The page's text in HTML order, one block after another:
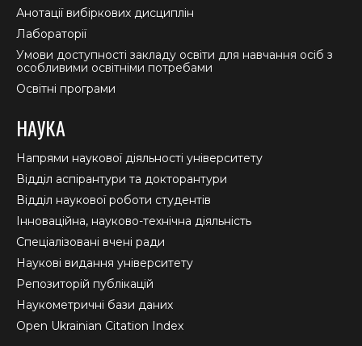
Анотації вибіркових дисциплін
Лабораторії
Умови доступності закладу освіти для навчання осіб з
особливими освітніми потребами
Освітні програми
НАУКА
Напрями наукової діяльності університету
Відділ аспірантури та докторантури
Відділ наукової роботи студентів
Інноваційна, науково-технічна діяльність
Спеціалізовані вчені ради
Наукові видання університету
Репозиторій публікацій
Наукометричні бази даних
Open Ukrainian Citation Index